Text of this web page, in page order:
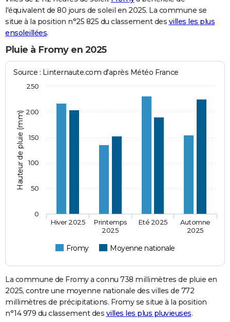
l'équivalent de 80 jours de soleil en 2025. La commune se
situe à la position n°25 825 du classement des villes les plus
ensoleillées.
Pluie à Fromy en 2025
Hauteur de pluie (mm)
Source : Linternaute.com d'après Météo France
Fromy Moyenne nationale
Hiver 2025
Printemps
2025
Eté 2025
Automne
2025
0
50
100
150
200
250
La commune de Fromy a connu 738 millimètres de pluie en
2025, contre une moyenne nationale des villes de 772
millimètres de précipitations. Fromy se situe à la position
n°14 979 du classement des villes les plus pluvieuses.